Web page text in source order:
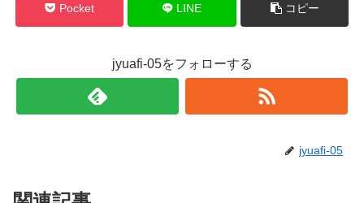
Pocket LINE コピー
jyuafi-05をフォローする
jyuafi-05